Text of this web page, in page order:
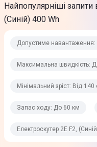
110 кг
Максимальна швидкість
До 25 км/год
400 Вт
Кут підйому
Найпопулярніші запити
(Синій) 400 Wh
Допустиме навантаження:
Максимальна швидкість:
Мінімальний зріст: Від 140
Запас ходу: До 60 км
Електроскутер 2E F2,